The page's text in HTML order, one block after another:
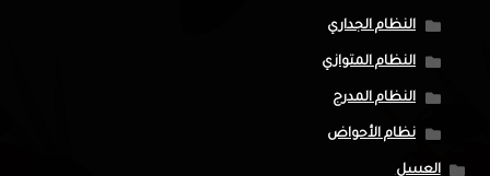
النظام الجداري
النظام المتوازي
النظام المدرج
نظام الأحواض
العسل